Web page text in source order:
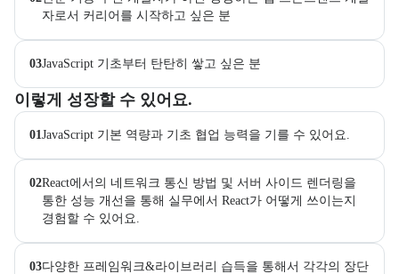
자로서 커리어를 시작하고 싶은 분
03JavaScript 기초부터 탄탄히 쌓고 싶은 분
이렇게 성장할 수 있어요.
이 교육과정에서 성취할 수 있는 목표를 항목으로 안내한다. 더보기
01JavaScript 기본 역량과 기초 협업 능력을 기를 수 있어요.
02React에서의 네트워크 통신 방법 및 서버 사이드 렌더링을
통한 성능 개선을 통해 실무에서 React가 어떻게 쓰이는지
경험할 수 있어요.
03다양한 프레임워크&라이브러리 습득을 통해서 각각의 장단